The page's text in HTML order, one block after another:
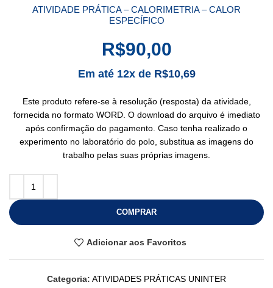
ATIVIDADE PRÁTICA – CALORIMETRIA – CALOR
ESPECÍFICO
R$90,00
Em até 12x de R$10,69
Este produto refere-se à resolução (resposta) da atividade,
fornecida no formato WORD. O download do arquivo é imediato
após confirmação do pagamento. Caso tenha realizado o
experimento no laboratório do polo, substitua as imagens do
trabalho pelas suas próprias imagens.
COMPRAR
Adicionar aos Favoritos
Categoria: ATIVIDADES PRÁTICAS UNINTER